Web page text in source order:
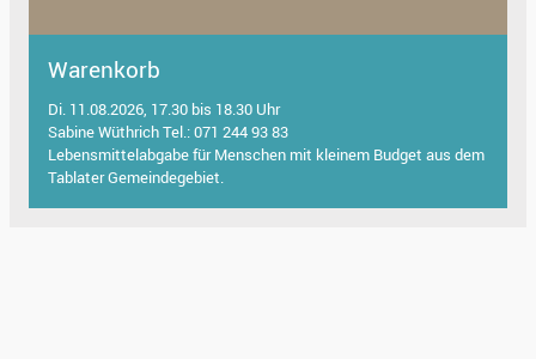
Warenkorb
Di. 11.08.2026, 17.30 bis 18.30 Uhr
Sabine Wüthrich Tel.: 071 244 93 83
Lebensmittelabgabe für Menschen mit kleinem Budget aus dem
Tablater Gemeindegebiet.